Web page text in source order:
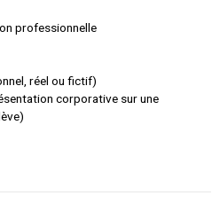
professionnelle
réel ou fictif)
corporative sur une